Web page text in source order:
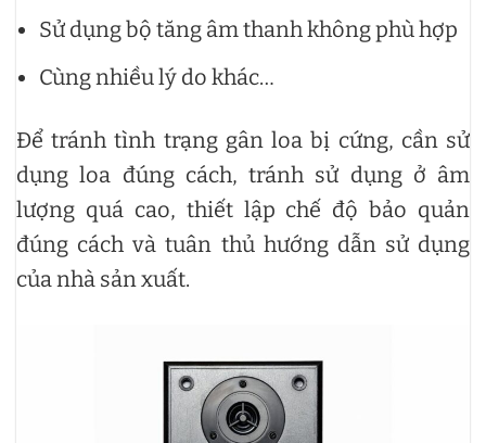
Sử dụng bộ tăng âm thanh không phù hợp
Cùng nhiều lý do khác…
Để tránh tình trạng gân loa bị cứng, cần sử
dụng loa đúng cách, tránh sử dụng ở âm
lượng quá cao, thiết lập chế độ bảo quản
đúng cách và tuân thủ hướng dẫn sử dụng
của nhà sản xuất.